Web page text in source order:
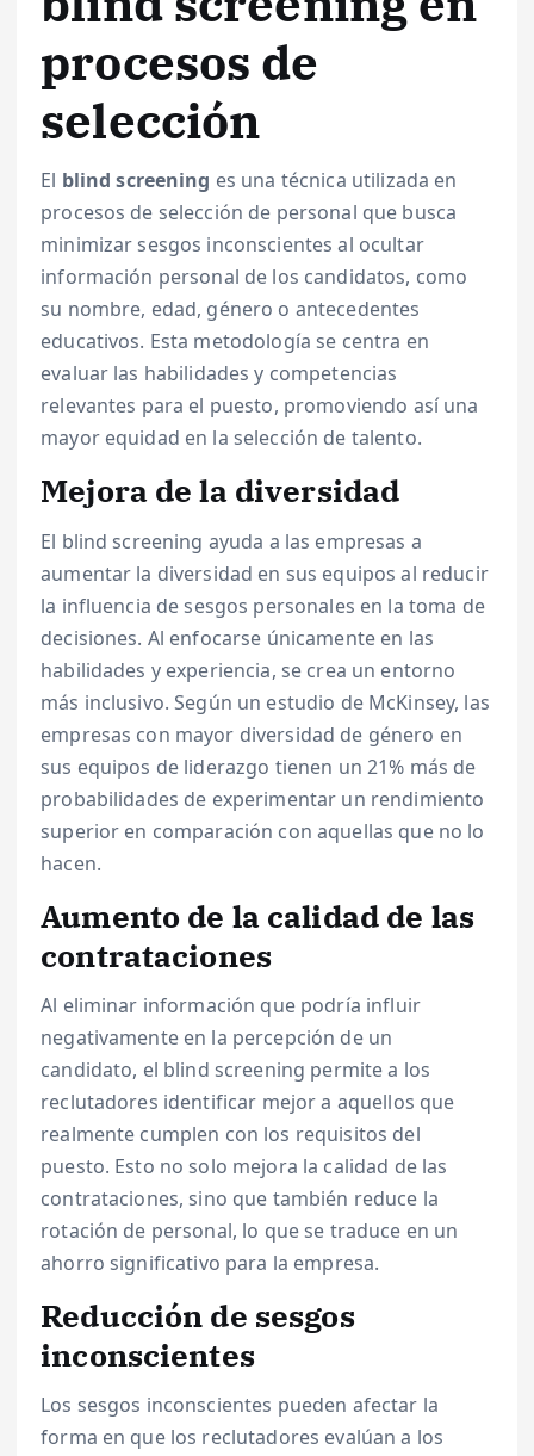
procesos de
selección
El blind screening es una técnica utilizada en
procesos de selección de personal que busca
minimizar sesgos inconscientes al ocultar
información personal de los candidatos, como
su nombre, edad, género o antecedentes
educativos. Esta metodología se centra en
evaluar las habilidades y competencias
relevantes para el puesto, promoviendo así una
mayor equidad en la selección de talento.
Mejora de la diversidad
El blind screening ayuda a las empresas a
aumentar la diversidad en sus equipos al reducir
la influencia de sesgos personales en la toma de
decisiones. Al enfocarse únicamente en las
habilidades y experiencia, se crea un entorno
más inclusivo. Según un estudio de McKinsey, las
empresas con mayor diversidad de género en
sus equipos de liderazgo tienen un 21% más de
probabilidades de experimentar un rendimiento
superior en comparación con aquellas que no lo
hacen.
Aumento de la calidad de las
contrataciones
Al eliminar información que podría influir
negativamente en la percepción de un
candidato, el blind screening permite a los
reclutadores identificar mejor a aquellos que
realmente cumplen con los requisitos del
puesto. Esto no solo mejora la calidad de las
contrataciones, sino que también reduce la
rotación de personal, lo que se traduce en un
ahorro significativo para la empresa.
Reducción de sesgos
inconscientes
Los sesgos inconscientes pueden afectar la
forma en que los reclutadores evalúan a los